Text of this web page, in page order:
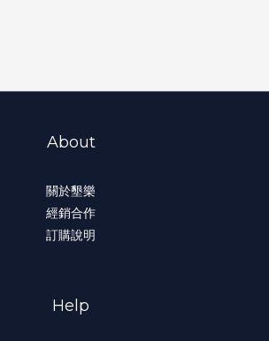
About
關於墾樂
經銷合作
訂購說明
Help